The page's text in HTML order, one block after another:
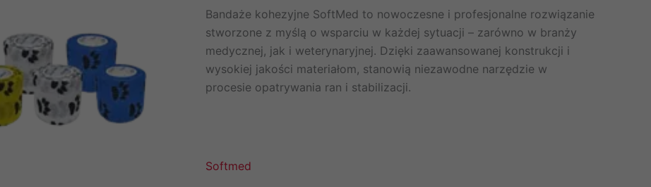
kohezyjne
PRINT
I
12szt.
Softmed
Bandaże kohezyjne SoftMed to nowoczesne i profesjonalne rozwiązanie
stworzone z myślą o wsparciu w każdej sytuacji – zarówno w branży
medycznej, jak i weterynaryjnej. Dzięki zaawansowanej konstrukcji i
wysokiej jakości materiałom, stanowią niezawodne narzędzie w
procesie opatrywania ran i stabilizacji.
Softmed